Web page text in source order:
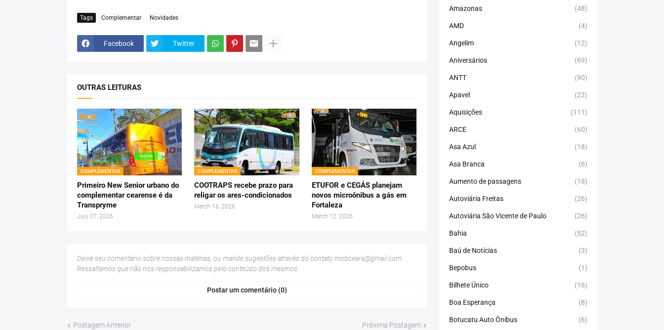
Tags Complementar Novidades
Facebook Twitter
OUTRAS LEITURAS
COMPLEMENTAR
Primeiro New Senior urbano do
complementar cearense é da
Transpryme
July 07, 2026
COMPLEMENTAR
COOTRAPS recebe prazo para
religar os ares-condicionados
March 16, 2026
COMPLEMENTAR
ETUFOR e CEGÁS planejam
novos microônibus a gás em
Fortaleza
March 12, 2026
Deixe seu comentário sobre nossas matérias, ou mande sugestões através do contato mobceara@gmail.com
Ressaltamos que não nos responsabilizamos pelo conteúdo dos mesmos.
Postar um comentário (0)
Postagem Anterior Próxima Postagem
Amazonas (48)
AMD (4)
Angelim (12)
Aniversários (69)
ANTT (90)
Apavel (22)
Aquisições (111)
ARCE (60)
Asa Azul (18)
Asa Branca (6)
Aumento de passagens (18)
Autoviária Freitas (26)
Autoviária São Vicente de Paulo (26)
Bahia (52)
Baú de Notícias (3)
Bepobus (1)
Bilhete Único (16)
Boa Esperança (8)
Botucatu Auto Ônibus (6)